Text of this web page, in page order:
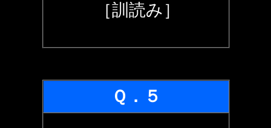
［訓読み］
Ｑ．５